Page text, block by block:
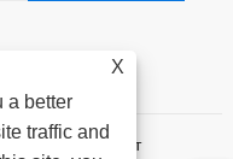
Нинбо Кассит
X
a better
traffic and